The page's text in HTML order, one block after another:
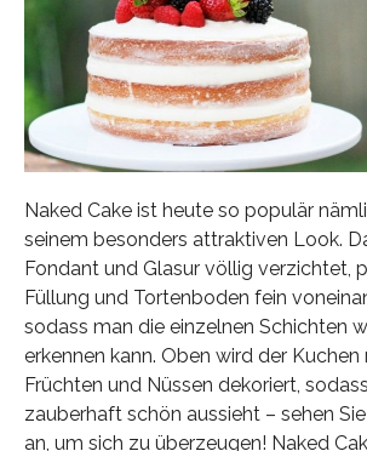
Naked Cake ist heute so populär
seinem besonders attraktiven Look.
Fondant und Glasur völlig verzichtet,
Füllung und Tortenboden fein
sodass man die einzelnen Schichten
erkennen kann. Oben wird der
Früchten und Nüssen dekoriert,
zauberhaft schön aussieht – sehen
an, um sich zu überzeugen! Naked